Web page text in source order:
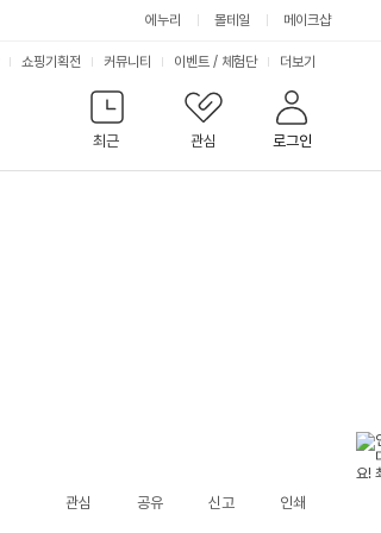
에누리 몰테일 메이크샵
최근
관심 로그인
쇼핑기획전 커뮤니티 이벤트 / 체험단 서
비
스
더보기
관심 공유 신고 인쇄